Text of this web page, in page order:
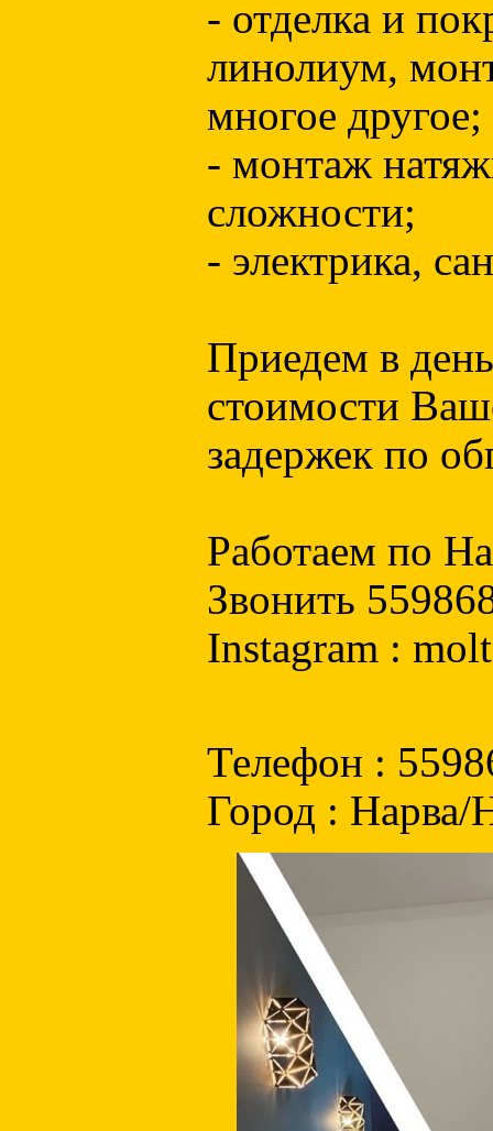
- отделка и
линолиум,
многое другое;
- монтаж
сложности;
- электрика,
Приедем в
стоимости
задержек по
Работаем по
Звонить
Instagram :
Телефон :
Город : Нарва/